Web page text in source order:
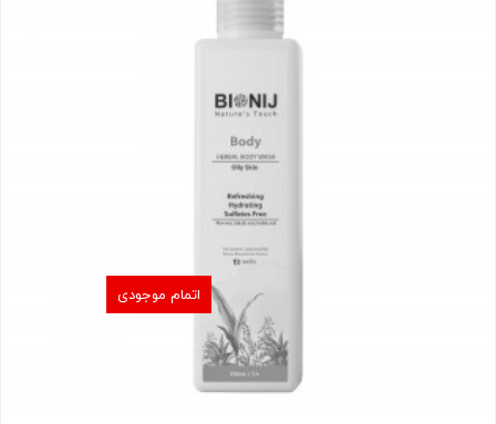
اتمام موجودی